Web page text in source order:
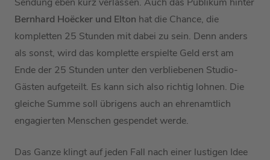
Bernhard Hoëcker und Elton hat die Chance, die
kompletten 25 Stunden mit dabei zu sein. Denn anders
als sonst, wird das komplette erspielte Geld erst am
Ende der 25 Stunden unter den verbliebenen Studio-
Gästen aufgeteilt. Es kann sich also richtig lohnen. Die
gleiche Summe soll übrigens auch an ehrenamtlich
engagierten Menschen gespendet werde.
Das Ganze klingt auf jeden Fall nach einer lustigen Idee